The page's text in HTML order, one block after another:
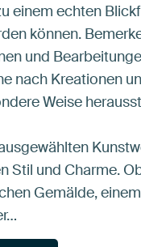
einem echten
können.
und
nach Kreationen
Weise
Stil und Charme.
Gemälde,